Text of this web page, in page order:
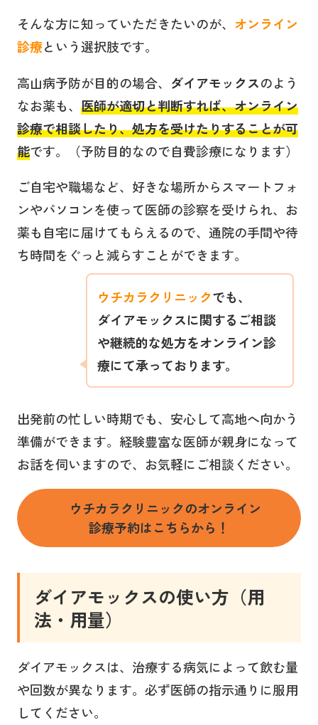
そんな方に知っていただきたいのが、 オンライン
診療という選択肢です。
高山病予防が目的の場合、 ダイアモックスのよう
なお薬も、 医師が適切と判断すれば、オンライン
診療で相談したり、処方を受けたりすることが可
能です。（予防目的なので自費診療になります）
ご自宅や職場など、好きな場所からスマートフォ
ンやパソコンを使って医師の診察を受けられ、お
薬も自宅に届けてもらえるので、通院の手間や待
ち時間をぐっと減らすことができます。
ウチカラクリニックでも、
ダイアモックスに関するご相談
や継続的な処方をオンライン診
療にて承っております。
出発前の忙しい時期でも、安心して高地へ向かう
準備ができます。経験豊富な医師が親身になって
お話を伺いますので、お気軽にご相談ください。
ウチカラクリニックのオンライン
診療予約はこちらから！
ダイアモックスの使い方（用
法・用量）
ダイアモックスは、治療する病気によって飲む量
や回数が異なります。必ず医師の指示通りに服用
してください。